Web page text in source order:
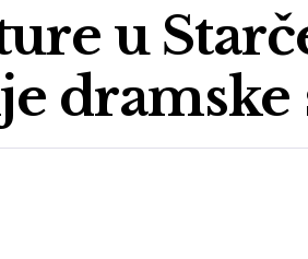
u
dramske